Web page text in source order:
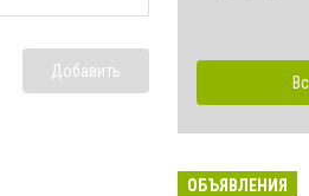
Добавить
ОБЪЯВЛЕНИЯ